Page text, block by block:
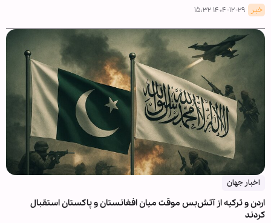
خبر ۱۴۰۴-۱۲-۲۹ ۱۵:۳۲
اخبار جهان
اردن و ترکیه از آتش‌بس موقت میان افغانستان و پاکستان استقبال
کردند